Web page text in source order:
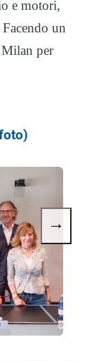
e motori,
un
Milan per
→